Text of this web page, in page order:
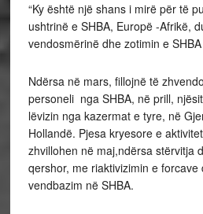
“Ky është një shans i mirë për të
ushtrinë e SHBA, Europë -Afrikë,
vendosmërinë dhe zotimin e
Ndërsa në mars, fillojnë të
personeli nga SHBA, në prill,
lëvizin nga kazermat e tyre, në
Hollandë. Pjesa kryesore e
zhvillohen në maj,ndërsa stërvitja
qershor, me riaktivizimin e forcave
vendbazim në SHBA.